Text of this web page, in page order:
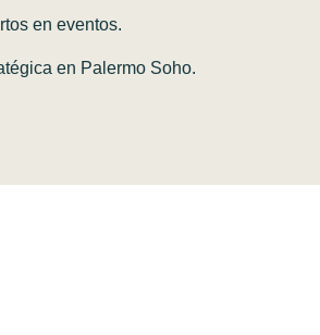
en eventos.
en Palermo Soho.